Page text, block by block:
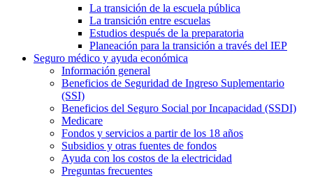
La transición de la escuela pública
La transición entre escuelas
Estudios después de la preparatoria
Planeación para la transición a través del IEP
Seguro médico y ayuda económica
Información general
Beneficios de Seguridad de Ingreso Suplementario
(SSI)
Beneficios del Seguro Social por Incapacidad (SSDI)
Medicare
Fondos y servicios a partir de los 18 años
Subsidios y otras fuentes de fondos
Ayuda con los costos de la electricidad
Preguntas frecuentes